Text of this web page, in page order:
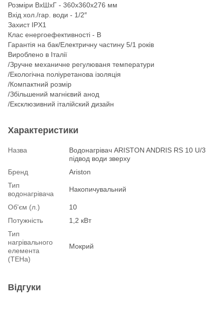
Розміри ВхШхГ - 360х360х276 мм
Вхід хол./гар. води - 1/2″
Захист IPX1
Клас енергоефективності - В
Гарантія на бак/Електричну частину 5/1 років
Вироблено в Італії
/Зручне механичне регулюваня температури
/Екологічна поліуретанова ізоляція
/Компактний розмір
/Збільшений магнієвий анод
/Ексклюзивний італійский дизайн
Характеристики
Назва
Водонагрівач ARISTON ANDRIS RS 10 U/3
підвод води зверху
Бренд
Ariston
Тип
водонагрівача
Накопичувальний
Об'єм (л.)
10
Потужність
1,2 кВт
Тип
нагрівального
елемента
(ТЕНа)
Мокрий
Відгуки